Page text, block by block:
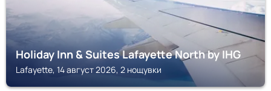
Holiday Inn & Suites Lafayette North by IHG
Lafayette, 14 август 2026, 2 нощувки